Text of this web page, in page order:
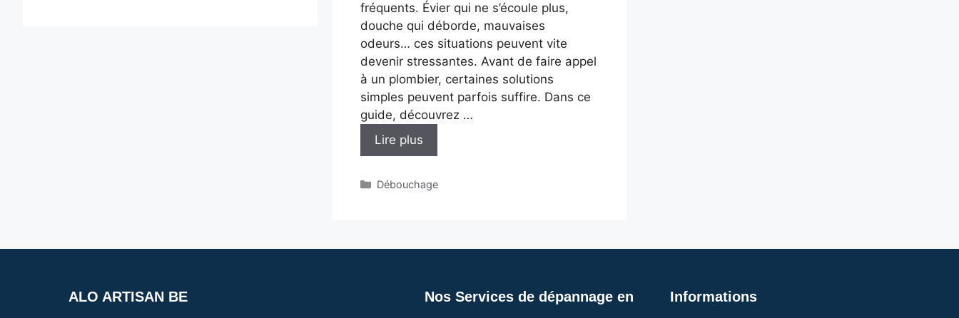
fréquents. Évier qui ne s’écoule plus,
douche qui déborde, mauvaises
odeurs… ces situations peuvent vite
devenir stressantes. Avant de faire appel
à un plombier, certaines solutions
simples peuvent parfois suffire. Dans ce
guide, découvrez …
Lire plus
Catégories
Débouchage
ALO ARTISAN BE
Nos Services de dépannage en
Informations